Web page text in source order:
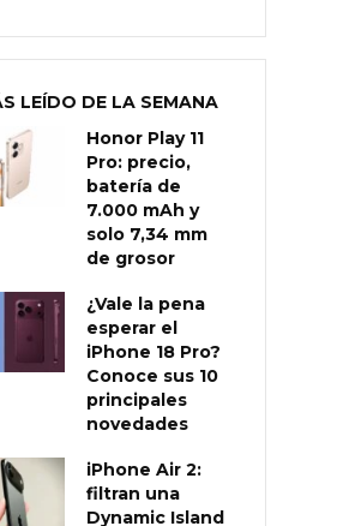
LEÍDO DE LA SEMANA
Honor Play 11
Pro: precio,
batería de
7.000 mAh y
solo 7,34 mm
de grosor
¿Vale la pena
esperar el
iPhone 18 Pro?
Conoce sus 10
principales
novedades
iPhone Air 2:
filtran una
Dynamic Island